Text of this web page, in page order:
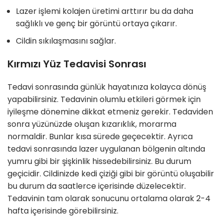
Lazer işlemi kolajen üretimi arttırır bu da daha
sağlıklı ve genç bir görüntü ortaya çıkarır.
Cildin sıkılaşmasını sağlar.
Kırmızı Yüz Tedavisi Sonrası
Tedavi sonrasında günlük hayatınıza kolayca dönüş
yapabilirsiniz. Tedavinin olumlu etkileri görmek için
iyileşme dönemine dikkat etmeniz gerekir. Tedaviden
sonra yüzünüzde oluşan kızarıklık, morarma
normaldir. Bunlar kısa sürede geçecektir. Ayrıca
tedavi sonrasında lazer uygulanan bölgenin altında
yumru gibi bir şişkinlik hissedebilirsiniz. Bu durum
geçicidir. Cildinizde kedi çiziği gibi bir görüntü oluşabilir
bu durum da saatlerce içerisinde düzelecektir.
Tedavinin tam olarak sonucunu ortalama olarak 2-4
hafta içerisinde görebilirsiniz.